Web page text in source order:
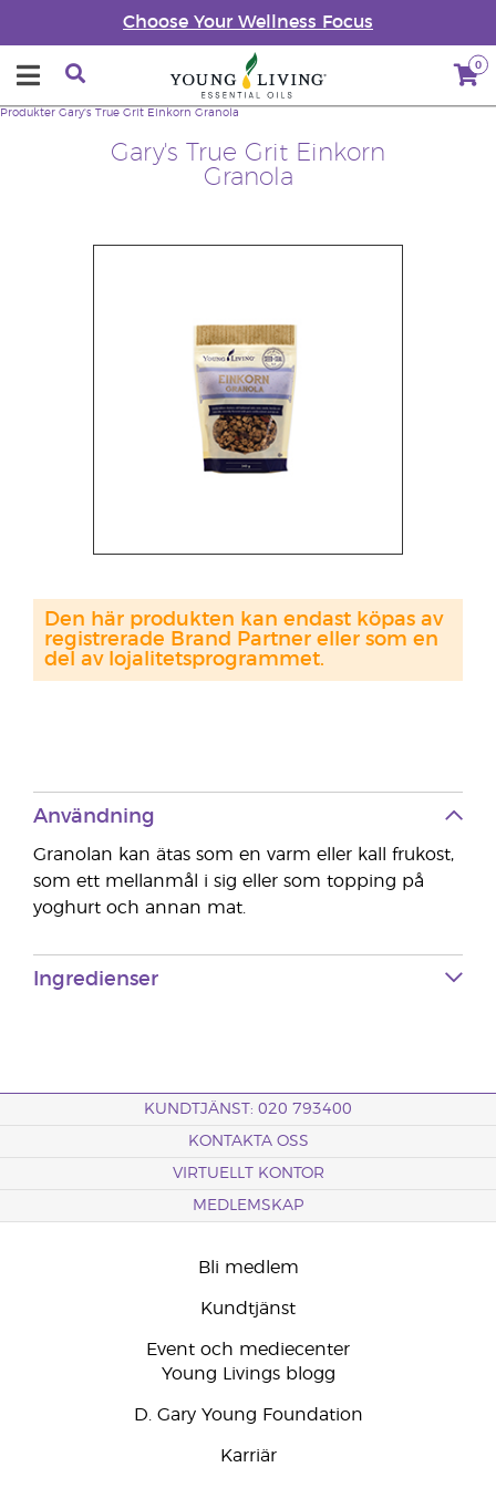
Choose Your Wellness Focus
0
Gary's True Grit Einkorn
Granola
Produkter Gary's True Grit Einkorn Granola
Den här produkten kan endast köpas av
registrerade Brand Partner eller som en
del av lojalitetsprogrammet.
Användning
Granolan kan ätas som en varm eller kall frukost,
som ett mellanmål i sig eller som topping på
yoghurt och annan mat.
Ingredienser
KUNDTJÄNST: 020 793400
KONTAKTA OSS
VIRTUELLT KONTOR
MEDLEMSKAP
Bli medlem
Kundtjänst
Event och mediecenter
Young Livings blogg
D. Gary Young Foundation
Karriär